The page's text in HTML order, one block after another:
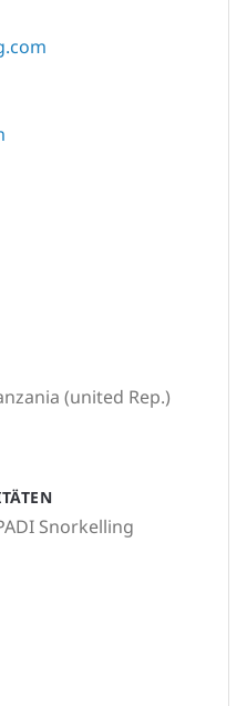
Snorkelling
(united Rep.)